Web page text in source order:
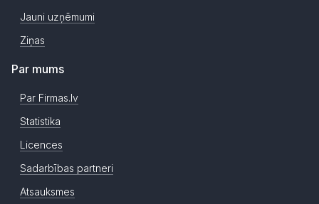
Jauni uzņēmumi
Ziņas
Par mums
Par Firmas.lv
Statistika
Licences
Sadarbības partneri
Atsauksmes